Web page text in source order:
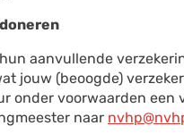
aanvullende
jouw (beoogde)
onder voorwaarden
naar